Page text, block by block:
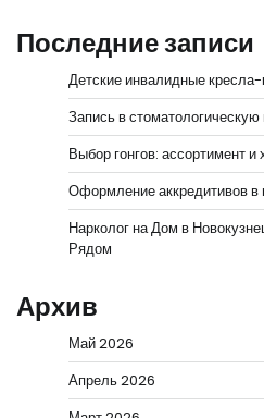
Последние записи
Детские инвалидные
Запись в стоматологическую
Выбор гонгов: ассортимент и
Оформление аккредитивов в
Нарколог на Дом в
Рядом
Архив
Май 2026
Апрель 2026